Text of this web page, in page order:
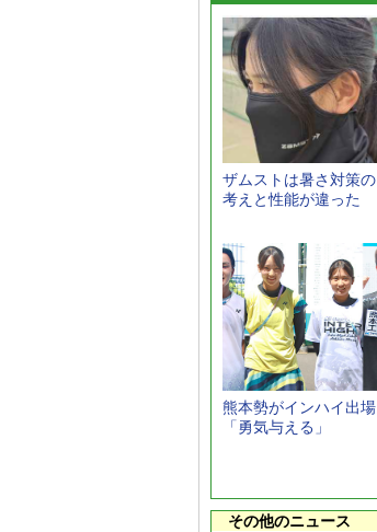
ザムストは暑さ対策の
考えと性能が違った
熊本勢がインハイ出場
「勇気与える」
その他のニュース